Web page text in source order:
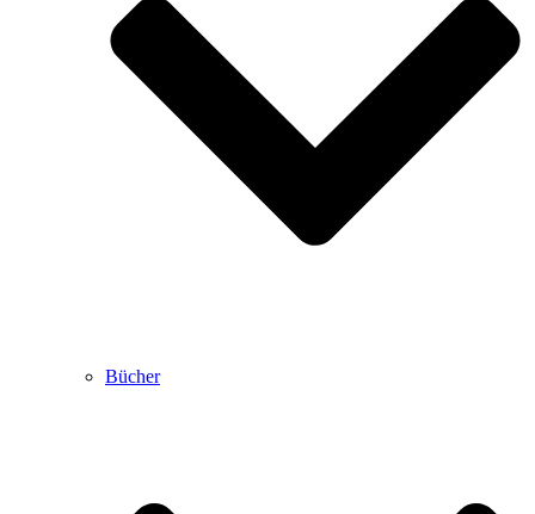
Bücher